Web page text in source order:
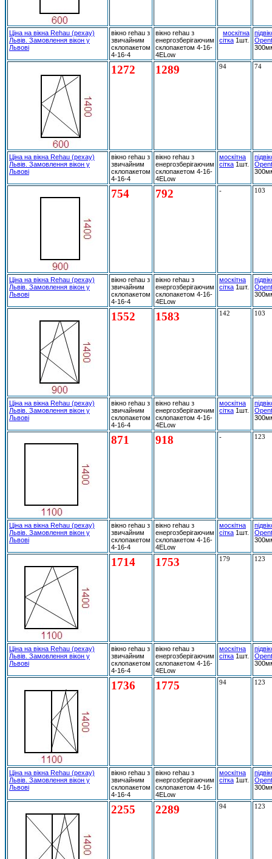
Ціна на вікна Rehau (рехау)
Львів. Замовлення вікон у
Львові
вікно rehau з
звичайним
склопакетом
4-16-4
вікно rehau з
енергозберігаючим
склопакетом 4-16-
4ELow
москітна
сітка 1шт.
1272 1289 94 74
Ціна на вікна Rehau (рехау)
Львів. Замовлення вікон у
Львові
вікно rehau з
звичайним
склопакетом
4-16-4
вікно rehau з
енергозберігаючим
склопакетом 4-16-
4ELow
москітна
сітка 1шт.
754 792 - 103
Ціна на вікна Rehau (рехау)
Львів. Замовлення вікон у
Львові
вікно rehau з
звичайним
склопакетом
4-16-4
вікно rehau з
енергозберігаючим
склопакетом 4-16-
4ELow
москітна
сітка 1шт.
1552 1583 142 103
Ціна на вікна Rehau (рехау)
Львів. Замовлення вікон у
Львові
вікно rehau з
звичайним
склопакетом
4-16-4
вікно rehau з
енергозберігаючим
склопакетом 4-16-
4ELow
москітна
сітка 1шт.
871 918 - 123
Ціна на вікна Rehau (рехау)
Львів. Замовлення вікон у
Львові
вікно rehau з
звичайним
склопакетом
4-16-4
вікно rehau з
енергозберігаючим
склопакетом 4-16-
4ELow
москітна
сітка 1шт.
1714 1753 179 123
Ціна на вікна Rehau (рехау)
Львів. Замовлення вікон у
Львові
вікно rehau з
звичайним
склопакетом
4-16-4
вікно rehau з
енергозберігаючим
склопакетом 4-16-
4ELow
москітна
сітка 1шт.
1736 1775 94 123
Ціна на вікна Rehau (рехау)
Львів. Замовлення вікон у
Львові
вікно rehau з
звичайним
склопакетом
4-16-4
вікно rehau з
енергозберігаючим
склопакетом 4-16-
4ELow
москітна
сітка 1шт.
2255 2289 94 123